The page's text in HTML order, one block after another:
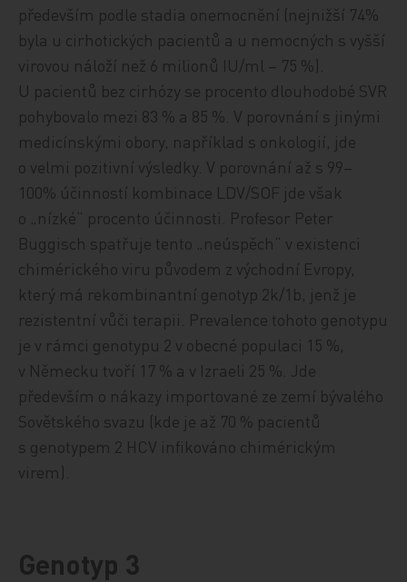
především podle stadia onemocnění (nejnižší 74%
byla u cirhotických pacientů a u nemocných s vyšší
virovou náloží než 6 milionů IU/ml – 75 %).
U pacientů bez cirhózy se procento dlouhodobé SVR
pohybovalo mezi 83 % a 85 %. V porovnání s jinými
medicínskými obory, například s onkologií, jde
o velmi pozitivní výsledky. V porovnání až s 99–
100% účinností kombinace LDV/SOF jde však
o „nízké“ procento účinnosti. Profesor Peter
Buggisch spatřuje tento „neúspěch“ v existenci
chimérického viru původem z východní Evropy,
který má rekombinantní genotyp 2k/1b, jenž je
rezistentní vůči terapii. Prevalence tohoto genotypu
je v rámci genotypu 2 v obecné populaci 15 %,
v Německu tvoří 17 % a v Izraeli 25 %. Jde
především o nákazy importované ze zemí bývalého
Sovětského svazu (kde je až 70 % pacientů
s genotypem 2 HCV infikováno chimérickým
virem).
Genotyp 3